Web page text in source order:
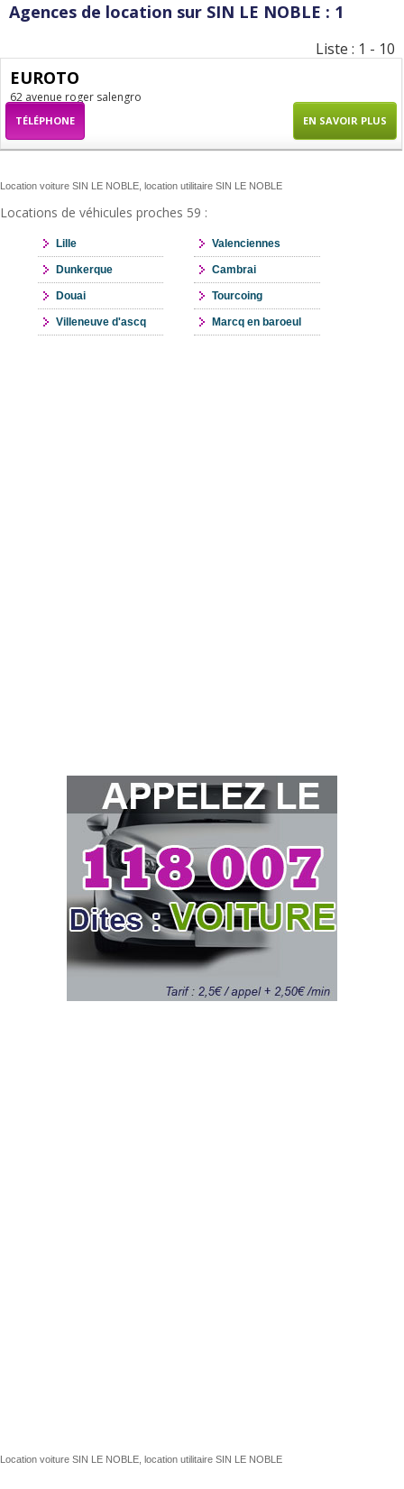
Agences de location sur SIN LE NOBLE : 1
Liste : 1 - 10
EUROTO
62 avenue roger salengro
TÉLÉPHONE EN SAVOIR PLUS
Location voiture SIN LE NOBLE, location utilitaire SIN LE NOBLE
Locations de véhicules proches 59 :
Lille Valenciennes
Dunkerque Cambrai
Douai Tourcoing
Villeneuve d'ascq Marcq en baroeul
Location voiture SIN LE NOBLE, location utilitaire SIN LE NOBLE